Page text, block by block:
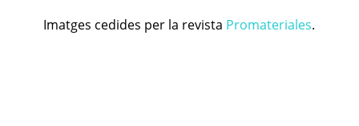
Imatges cedides per la revista Promateriales.